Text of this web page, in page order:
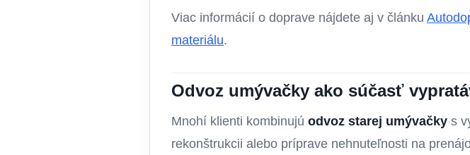
Viac informácií o doprave nájdete aj v článku
materiálu.
Odvoz umývačky ako súčasť
Mnohí klienti kombinujú odvoz starej umývačky s
rekonštrukcii alebo príprave nehnuteľnosti na